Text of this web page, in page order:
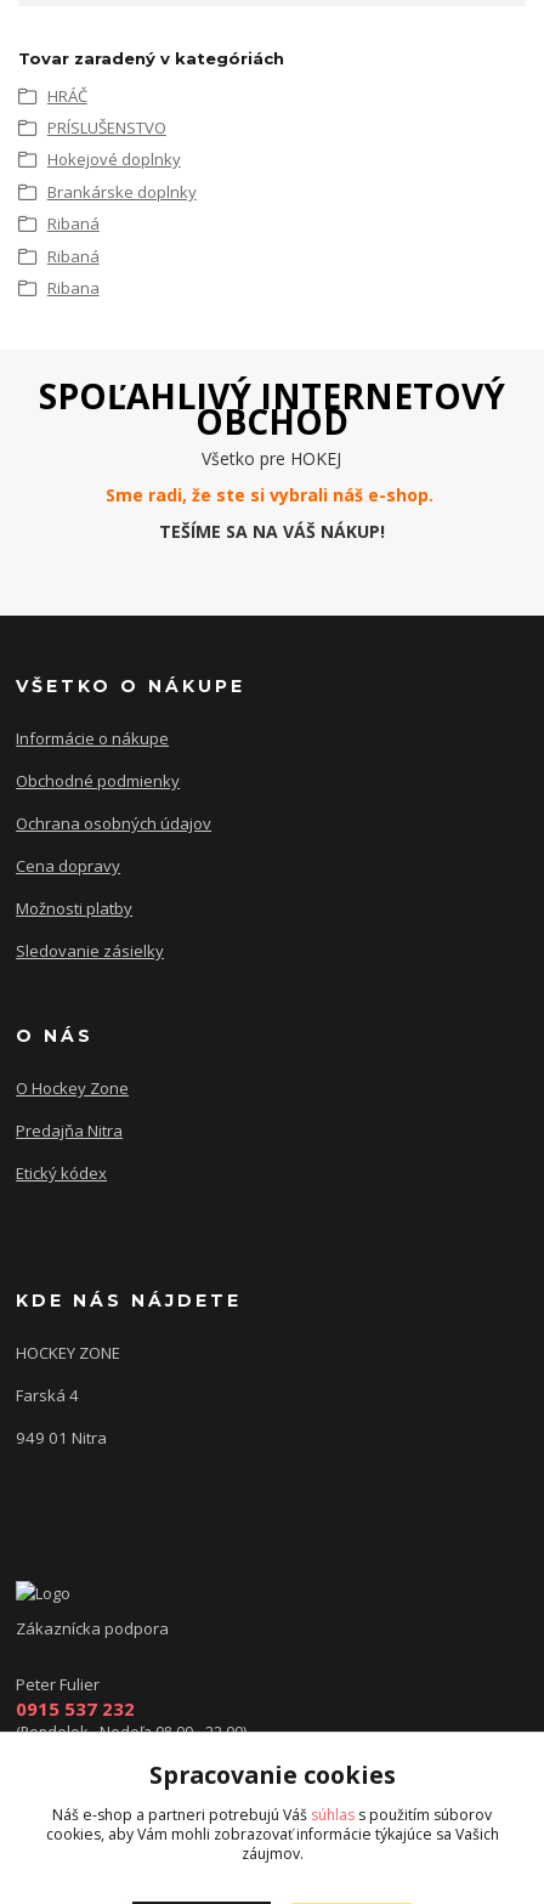
Tovar zaradený v kategóriách
HRÁČ
PRÍSLUŠENSTVO
Hokejové doplnky
Brankárske doplnky
Ribaná
Ribaná
Ribana
SPOĽAHLIVÝ INTERNETOVÝ
OBCHOD
Všetko pre HOKEJ
Sme radi, že ste si vybrali náš e-shop.
TEŠÍME SA NA VÁŠ NÁKUP!
VŠETKO O NÁKUPE
Informácie o nákupe
Obchodné podmienky
Ochrana osobných údajov
Cena dopravy
Možnosti platby
Sledovanie zásielky
O NÁS
O Hockey Zone
Predajňa Nitra
Etický kódex
KDE NÁS NÁJDETE
HOCKEY ZONE
Farská 4
949 01 Nitra
Zákaznícka podpora
Peter Fulier
0915 537 232
(Pondelok - Nedeľa 08.00 - 22.00)
info@hokejexpert.sk
Spracovanie cookies
Náš e-shop a partneri potrebujú Váš súhlas s použitím súborov
cookies, aby Vám mohli zobrazovať informácie týkajúce sa Vašich
záujmov.